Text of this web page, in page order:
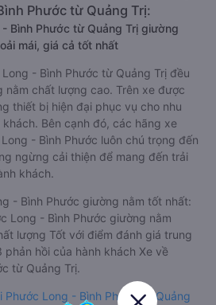
Phước từ Quảng Trị:
Bình Phước từ Quảng Trị giường
mái, giá cả tốt nhất
- Bình Phước từ Quảng Trị đều
nằm chất lượng cao. Trên xe được
thiết bị hiện đại phục vụ cho nhu
Bên cạnh đó, các hãng xe
- Bình Phước luôn chú trọng đến
ngừng cải thiện để mang đến trải
khách.
- Bình Phước giường nằm tốt nhất:
Long - Bình Phước giường nằm
lượng Tốt với điểm đánh giá trung
hồi của hành khách Xe về
từ Quảng Trị.
Phước Long - Bình Phước từ Quảng